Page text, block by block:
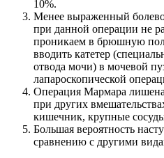
10%.
Менее выраженный
при данной операции не
проникаем в брюшную
вводить катетер
отвода мочи) в мочевой
лапароскопической
Операция Мармара
при других
кишечник, крупные
Большая вероятность
сравнению с другими